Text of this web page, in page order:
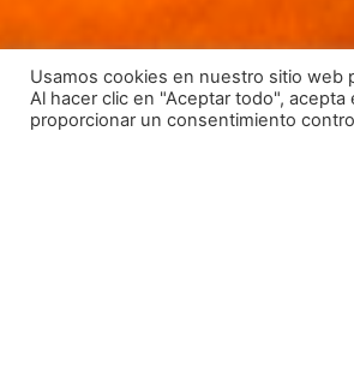
Usamos cookies en nuestro sitio web
Al hacer clic en "Aceptar todo",
proporcionar un consentimiento